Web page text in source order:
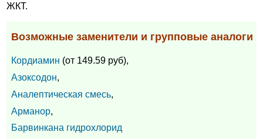
ЖКТ.
Возможные заменители и групповые аналоги
Кордиамин (от 149.59 руб),
Азоксодон,
Аналептическая смесь,
Арманор,
Барвинкана гидрохлорид